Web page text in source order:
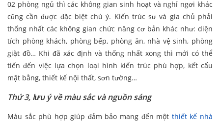
02 phòng ngủ thì các không gian sinh hoạt và nghỉ ngơi khác
cũng cần được đặc biệt chú ý. Kiến trúc sư và gia chủ phải
thống nhất các không gian chức năng cơ bản khác như: diện
tích phòng khách, phòng bếp, phòng ăn, nhà vệ sinh, phòng
giặt đồ… Khi đã xác định và thống nhất xong thì mới có thể
tiến đến việc lựa chọn loại hình kiến trúc phù hợp, kết cấu
mặt bằng, thiết kế nội thất, sơn tường…
Thứ 3, lưu ý về màu sắc và nguồn sáng
Màu sắc phù hợp giúp đảm bảo mang đến một thiết kế nhà